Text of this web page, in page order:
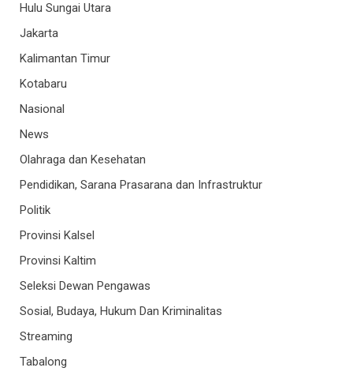
Hulu Sungai Utara
Jakarta
Kalimantan Timur
Kotabaru
Nasional
News
Olahraga dan Kesehatan
Pendidikan, Sarana Prasarana dan Infrastruktur
Politik
Provinsi Kalsel
Provinsi Kaltim
Seleksi Dewan Pengawas
Sosial, Budaya, Hukum Dan Kriminalitas
Streaming
Tabalong